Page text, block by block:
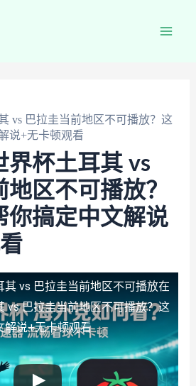
vs 巴拉圭当前地区不可播放？这
说+无卡顿观看
界杯土耳其 vs
区不可播放？
你搞定中文解说
其 vs 巴拉圭当前地区不可播放在
vs 巴拉圭当前地区不可播放？这
解说+无卡顿观看